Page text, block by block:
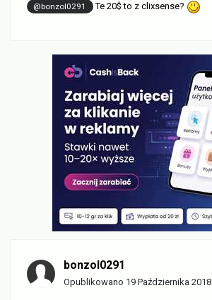
@bonzol0291 Te 20$ to z clixsense?
bonzol0291
Opublikowano 19 Października 2018